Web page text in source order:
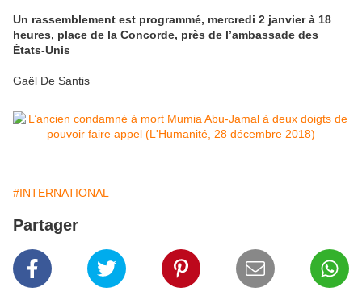
Un rassemblement est programmé, mercredi 2 janvier à 18
heures, place de la Concorde, près de l’ambassade des
États-Unis
Gaël De Santis
#INTERNATIONAL
Partager